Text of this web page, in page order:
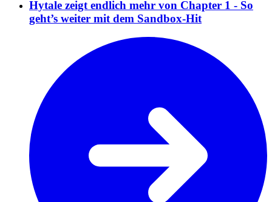
Hytale zeigt endlich mehr von Chapter 1 - So
geht’s weiter mit dem Sandbox-Hit